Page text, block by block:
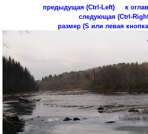
предыдущая (Ctrl-Left)
к
следующая (Ctrl-
размер (S или левая